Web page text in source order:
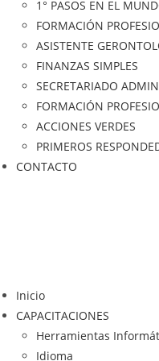
1° PASOS EN EL
FORMACIÓN
ASISTENTE
FINANZAS SIMPLES
SECRETARIADO
FORMACIÓN
ACCIONES VERDES
PRIMEROS
CONTACTO
Inicio
CAPACITACIONES
Herramientas
Idioma